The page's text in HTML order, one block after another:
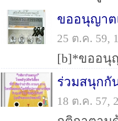
ขออนุญาต
25 ต.ค. 59,
ร่วมสนุกกั
18 ต.ค. 57,